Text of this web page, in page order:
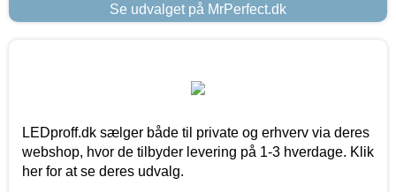
Se udvalget på MrPerfect.dk
LEDproff.dk sælger både til private og erhverv via deres
webshop, hvor de tilbyder levering på 1-3 hverdage. Klik
her for at se deres udvalg.